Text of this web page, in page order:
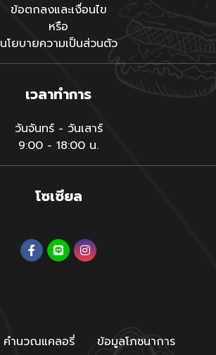
ข้อตกลงและเงื่อนไข
หรือ
นโยบายความเป็นส่วนตัว
เวลาทำการ
วันจันทร์ - วันเสาร์
9:00 - 18:00 น.
โซเซียล
คำนวณแคลอรี่ ข้อมูลโภชนาการ